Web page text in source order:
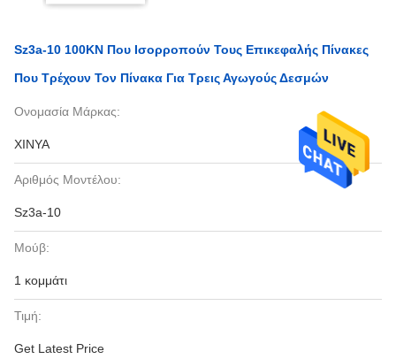
Sz3a-10 100KN Που Ισορροπούν Τους Επικεφαλής Πίνακες
Που Τρέχουν Τον Πίνακα Για Τρεις Αγωγούς Δεσμών
Ονομασία Μάρκας:
XINYA
Αριθμός Μοντέλου:
Sz3a-10
Μούβ:
1 κομμάτι
Τιμή:
Get Latest Price